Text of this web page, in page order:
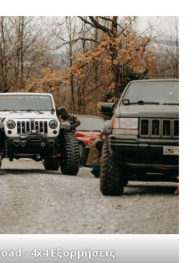
- 4x4 Εξορμήσεις